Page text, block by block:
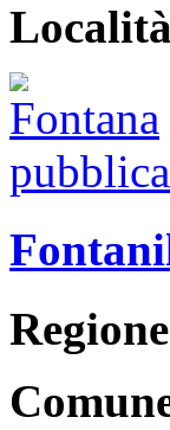
Regione